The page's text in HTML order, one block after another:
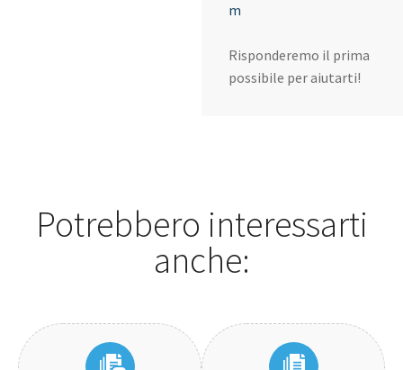
m
Risponderemo il prima
possibile per aiutarti!
Potrebbero interessarti
anche: